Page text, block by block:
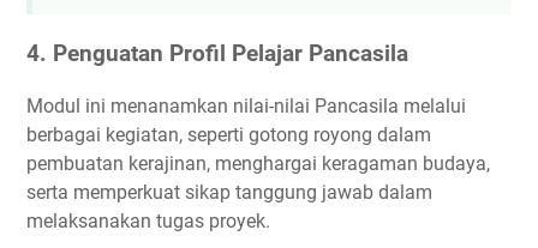
4. Penguatan Profil Pelajar Pancasila
Modul ini menanamkan nilai-nilai Pancasila melalui
berbagai kegiatan, seperti gotong royong dalam
pembuatan kerajinan, menghargai keragaman budaya,
serta memperkuat sikap tanggung jawab dalam
melaksanakan tugas proyek.